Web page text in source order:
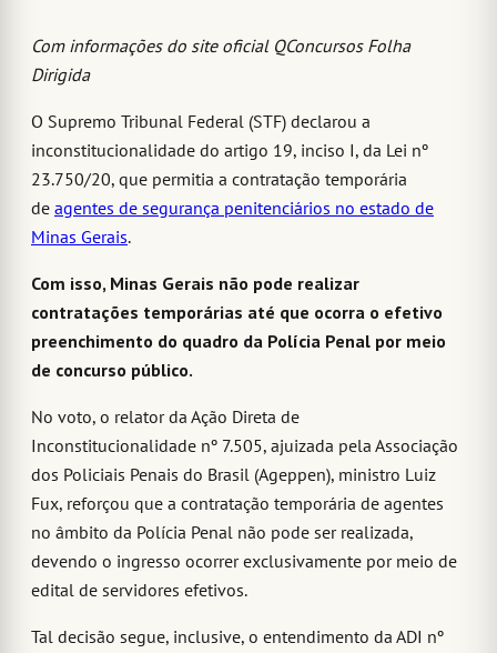
Com informações do site oficial QConcursos Folha
Dirigida
O Supremo Tribunal Federal (STF) declarou a
inconstitucionalidade do artigo 19, inciso I, da Lei nº
23.750/20, que permitia a contratação temporária
de agentes de segurança penitenciários no estado de
Minas Gerais.
Com isso, Minas Gerais não pode realizar
contratações temporárias até que ocorra o efetivo
preenchimento do quadro da Polícia Penal por meio
de concurso público.
No voto, o relator da Ação Direta de
Inconstitucionalidade nº 7.505, ajuizada pela Associação
dos Policiais Penais do Brasil (Ageppen), ministro Luiz
Fux, reforçou que a contratação temporária de agentes
no âmbito da Polícia Penal não pode ser realizada,
devendo o ingresso ocorrer exclusivamente por meio de
edital de servidores efetivos.
Tal decisão segue, inclusive, o entendimento da ADI nº